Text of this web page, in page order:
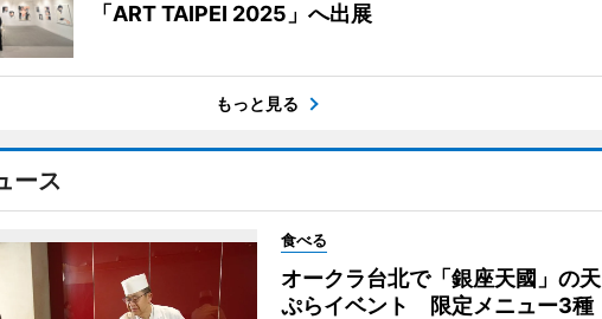
「ART TAIPEI 2025」へ出展
もっと見る
ース
食べる
オークラ台北で「銀座天國」の天
ぷらイベント 限定メニュー3種